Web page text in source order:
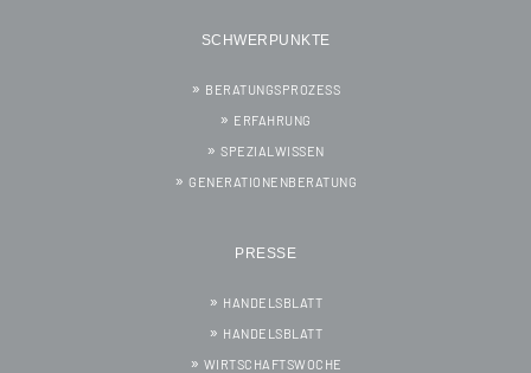
SCHWERPUNKTE
BERATUNGSPROZESS
ERFAHRUNG
SPEZIALWISSEN
GENERATIONENBERATUNG
PRESSE
HANDELSBLATT
HANDELSBLATT
WIRTSCHAFTSWOCHE